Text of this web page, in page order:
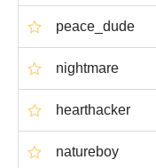
peace_dude
nightmare
hearthacker
natureboy